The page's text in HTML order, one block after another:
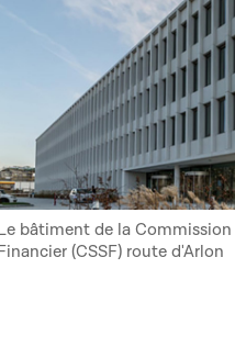
bâtiment de la
(CSSF) route d'Arlon